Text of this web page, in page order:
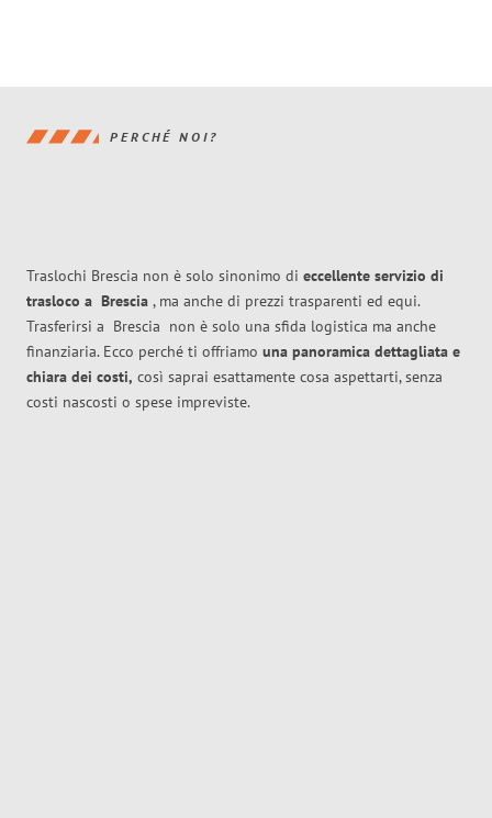
PERCHÉ NOI?
Traslochi Brescia non è solo sinonimo di eccellente servizio di
trasloco a Brescia , ma anche di prezzi trasparenti ed equi.
Trasferirsi a Brescia non è solo una sfida logistica ma anche
finanziaria. Ecco perché ti offriamo una panoramica dettagliata e
chiara dei costi, così saprai esattamente cosa aspettarti, senza
costi nascosti o spese impreviste.